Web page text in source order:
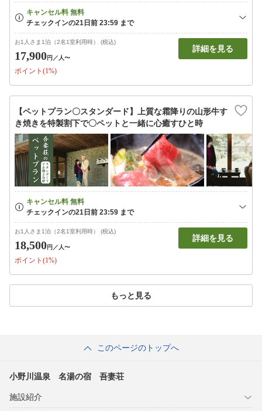
お1人さま1泊（2名1室利用時） (税込)
17,900円 ／人〜
ポイント(1%)
詳細を見る
【ペットプラン〇スタンダード】上質な霜降りの山形牛す
き焼きを特製割下で〇ペットと一緒に心癒すひと時
お1人さま1泊（2名1室利用時） (税込)
18,500円 ／人〜
ポイント(1%)
詳細を見る
もっと見る
このページのトップへ
小野川温泉 名湯の宿 吾妻荘
施設紹介